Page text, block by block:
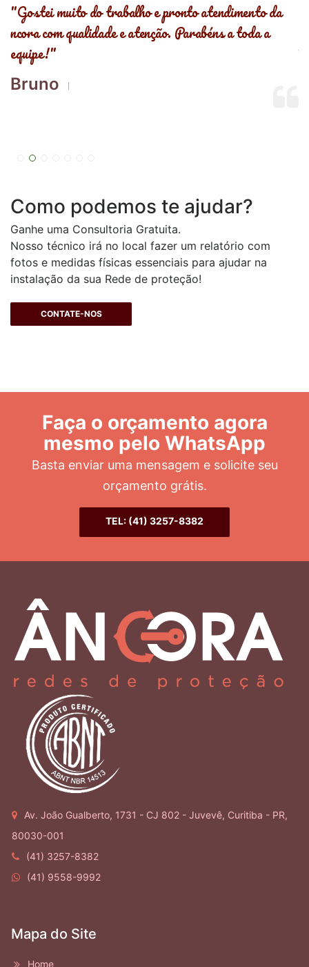
"Gostei muito do trabalho e pronto atendimento da
ncora com qualidade e atenção. Parabéns a toda a
equipe!"
Bruno
Como podemos te ajudar?
Ganhe uma Consultoria Gratuita.
Nosso técnico irá no local fazer um relatório com
fotos e medidas físicas essenciais para ajudar na
instalação da sua Rede de proteção!
CONTATE-NOS
Faça o orçamento agora
mesmo pelo WhatsApp
Basta enviar uma mensagem e solicite seu
orçamento grátis.
TEL: (41) 3257-8382
Av. João Gualberto, 1731 - CJ 802 - Juvevê, Curitiba - PR,
80030-001
(41) 3257-8382
(41) 9558-9992
Mapa do Site
Home